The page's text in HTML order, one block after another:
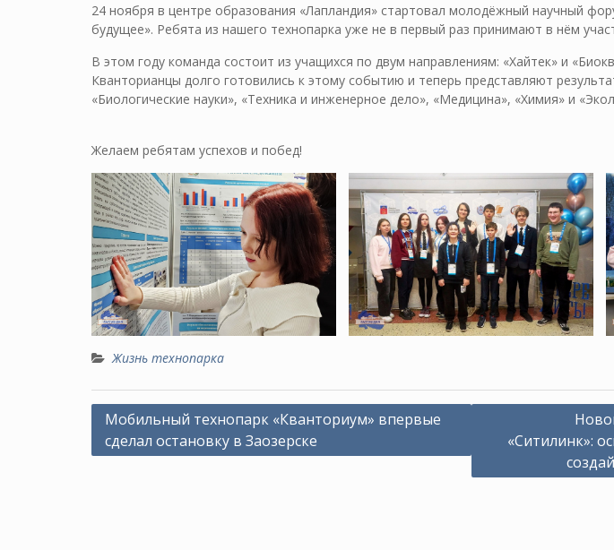
24 ноября в центре образования «Лапландия» стартовал молодёжный научный
будущее». Ребята из нашего технопарка уже не в первый раз принимают в нём
В этом году команда состоит из учащихся по двум направлениям: «Хайтек» и
Кванторианцы долго готовились к этому событию и теперь представляют
«Биологические науки», «Техника и инженерное дело», «Медицина», «Химия» и
Желаем ребятам успехов и побед!
Жизнь технопарка
Навигация
по
Мобильный технопарк «Кванториум» впервые
сделал остановку в Заозерске
«Ситилинк»: